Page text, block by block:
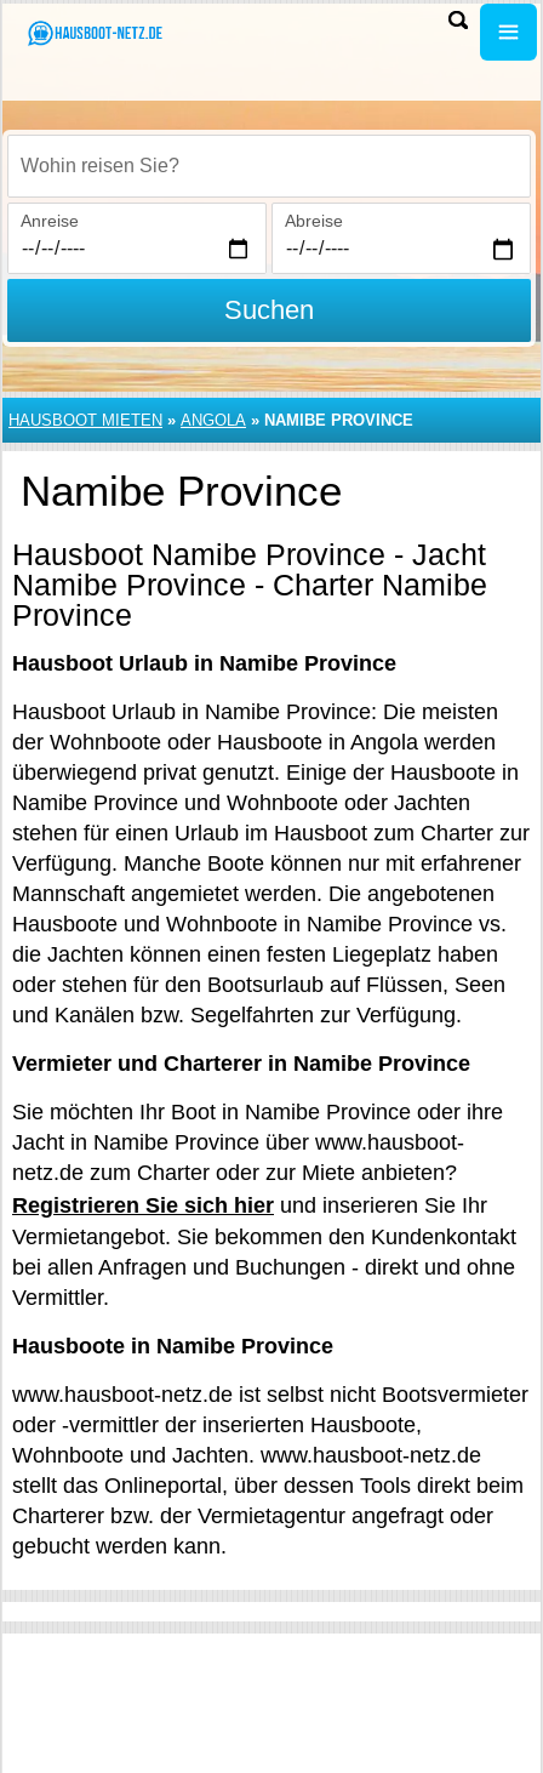
Wohin reisen Sie?
Anreise Abreise
Suchen
HAUSBOOT MIETEN » ANGOLA » NAMIBE PROVINCE
Namibe Province
Hausboot Namibe Province - Jacht
Namibe Province - Charter Namibe
Province
Hausboot Urlaub in Namibe Province
Hausboot Urlaub in Namibe Province: Die meisten
der Wohnboote oder Hausboote in Angola werden
überwiegend privat genutzt. Einige der Hausboote in
Namibe Province und Wohnboote oder Jachten
stehen für einen Urlaub im Hausboot zum Charter zur
Verfügung. Manche Boote können nur mit erfahrener
Mannschaft angemietet werden. Die angebotenen
Hausboote und Wohnboote in Namibe Province vs.
die Jachten können einen festen Liegeplatz haben
oder stehen für den Bootsurlaub auf Flüssen, Seen
und Kanälen bzw. Segelfahrten zur Verfügung.
Vermieter und Charterer in Namibe Province
Sie möchten Ihr Boot in Namibe Province oder ihre
Jacht in Namibe Province über www.hausboot-
netz.de zum Charter oder zur Miete anbieten?
Registrieren Sie sich hier und inserieren Sie Ihr
Vermietangebot. Sie bekommen den Kundenkontakt
bei allen Anfragen und Buchungen - direkt und ohne
Vermittler.
Hausboote in Namibe Province
www.hausboot-netz.de ist selbst nicht Bootsvermieter
oder -vermittler der inserierten Hausboote,
Wohnboote und Jachten. www.hausboot-netz.de
stellt das Onlineportal, über dessen Tools direkt beim
Charterer bzw. der Vermietagentur angefragt oder
gebucht werden kann.